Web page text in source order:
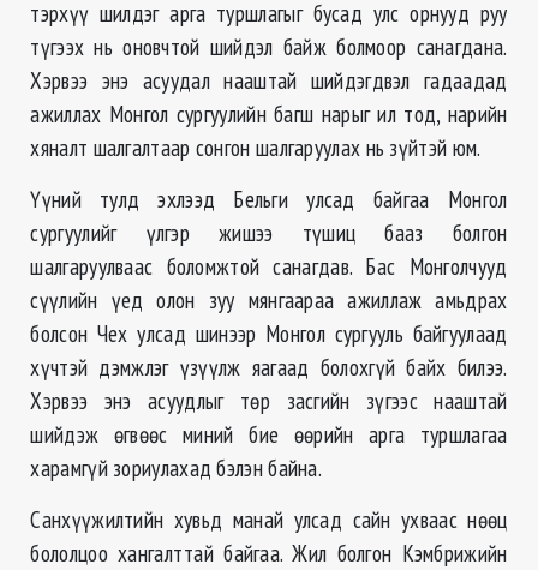
тэрхүү шилдэг арга туршлагыг бусад улс орнууд руу
түгээх нь оновчтой шийдэл байж болмоор санагдана.
Хэрвээ энэ асуудал нааштай шийдэгдвэл гадаадад
ажиллах Монгол сургуулийн багш нарыг ил тод, нарийн
хяналт шалгалтаар сонгон шалгаруулах нь зүйтэй юм.
Үүний тулд эхлээд Бельги улсад байгаа Монгол
сургуулийг үлгэр жишээ түшиц бааз болгон
шалгаруулваас боломжтой санагдав. Бас Монголчууд
сүүлийн үед олон зуу мянгаараа ажиллаж амьдрах
болсон Чех улсад шинээр Монгол сургууль байгуулаад
хүчтэй дэмжлэг үзүүлж яагаад болохгүй байх билээ.
Хэрвээ энэ асуудлыг төр засгийн зүгээс нааштай
шийдэж өгвөөс миний бие өөрийн арга туршлагаа
харамгүй зориулахад бэлэн байна.
Санхүүжилтийн хувьд манай улсад сайн ухваас нөөц
бололцоо хангалттай байгаа. Жил болгон Кэмбрижийн